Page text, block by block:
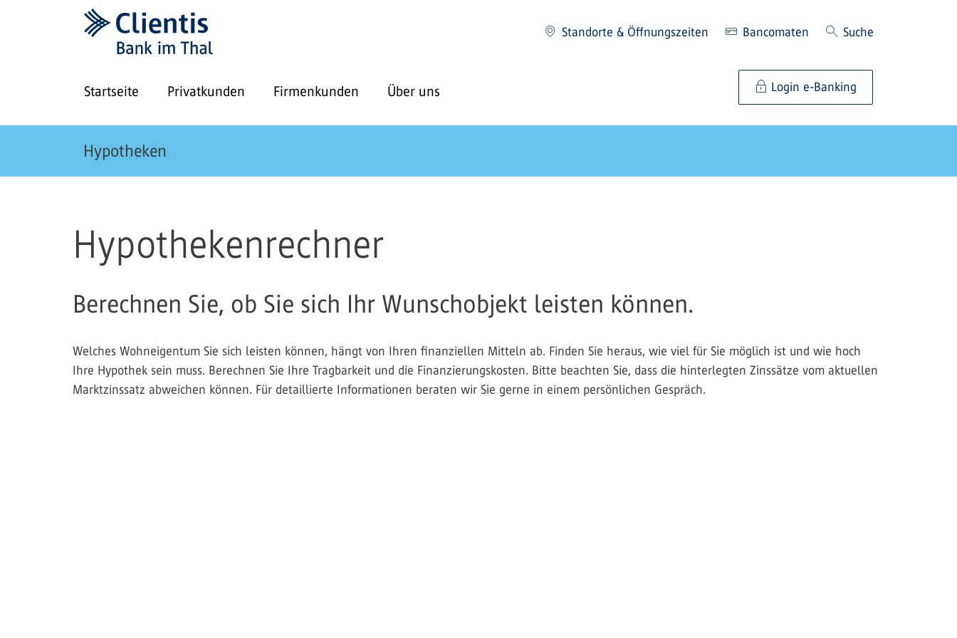
Standorte & Öffnungszeiten Bancomaten Suche
Startseite Privatkunden Firmenkunden Über uns Login e-Banking
Hypotheken
Hypothekenrechner
Berechnen Sie, ob Sie sich Ihr Wunschobjekt leisten können.
Welches Wohneigentum Sie sich leisten können, hängt von Ihren finanziellen Mitteln ab. Finden Sie heraus, wie viel für Sie möglich ist und wie hoch
Ihre Hypothek sein muss. Berechnen Sie Ihre Tragbarkeit und die Finanzierungskosten. Bitte beachten Sie, dass die hinterlegten Zinssätze vom aktuellen
Marktzinssatz abweichen können. Für detaillierte Informationen beraten wir Sie gerne in einem persönlichen Gespräch.